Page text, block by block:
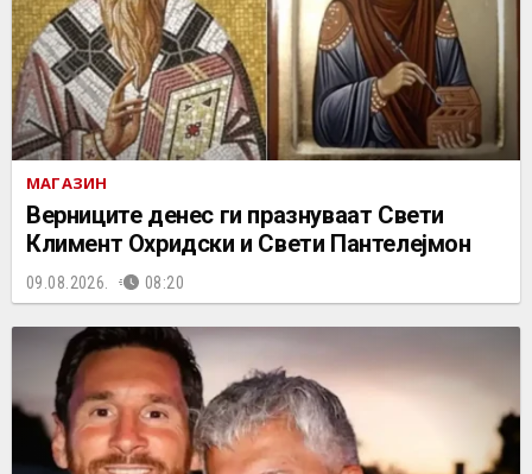
МАГАЗИН
Верниците денес ги празнуваат Свети
Климент Охридски и Свети Пантелејмон
09.08.2026. 08:20